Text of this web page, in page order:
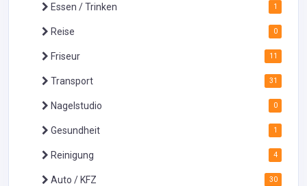
Essen / Trinken 1
Reise 0
Friseur 11
Transport 31
Nagelstudio 0
Gesundheit 1
Reinigung 4
Auto / KFZ 30